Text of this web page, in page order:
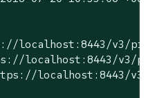
localhost:8443/v3/
localhost:8443/v3/
localhost:8443/v3/